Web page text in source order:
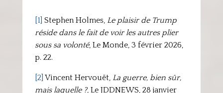
[1] Stephen Holmes, Le plaisir de Trump
réside dans le fait de voir les autres plier
sous sa volonté, Le Monde, 3 février 2026,
p. 22.
[2] Vincent Hervouët, La guerre, bien sûr,
mais laquelle ?, Le JDDNEWS, 28 janvier